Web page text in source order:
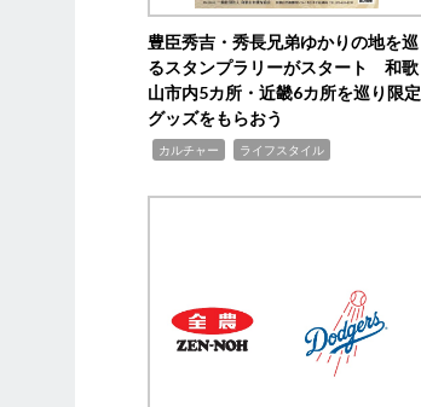
豊臣秀吉・秀長兄弟ゆかりの地を巡
るスタンプラリーがスタート 和歌
山市内5カ所・近畿6カ所を巡り限定
グッズをもらおう
カルチャー ライフスタイル